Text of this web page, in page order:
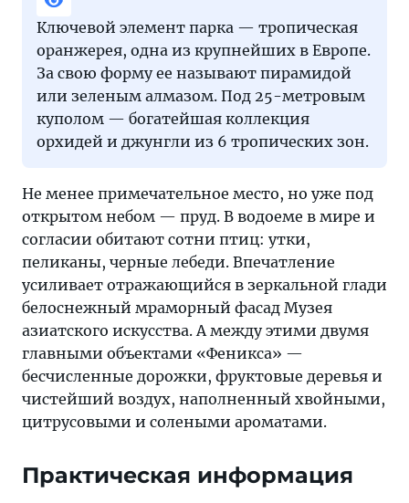
Ключевой элемент парка — тропическая
оранжерея, одна из крупнейших в Европе.
За свою форму ее называют пирамидой
или зеленым алмазом. Под 25-метровым
куполом — богатейшая коллекция
орхидей и джунгли из 6 тропических зон.
Не менее примечательное место, но уже под
открытом небом — пруд. В водоеме в мире и
согласии обитают сотни птиц: утки,
пеликаны, черные лебеди. Впечатление
усиливает отражающийся в зеркальной глади
белоснежный мраморный фасад Музея
азиатского искусства. А между этими двумя
главными объектами «Феникса» —
бесчисленные дорожки, фруктовые деревья и
чистейший воздух, наполненный хвойными,
цитрусовыми и солеными ароматами.
Практическая информация